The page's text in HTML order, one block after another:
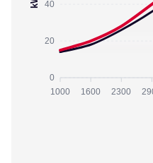
40
20
0
1000 1600 2300